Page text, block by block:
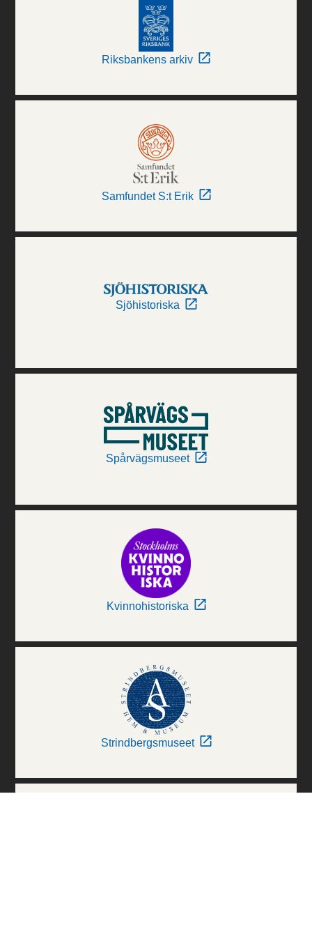
Riksbankens arkiv
Samfundet S:t Erik
Sjöhistoriska
Spårvägsmuseet
Kvinnohistoriska
Strindbergsmuseet